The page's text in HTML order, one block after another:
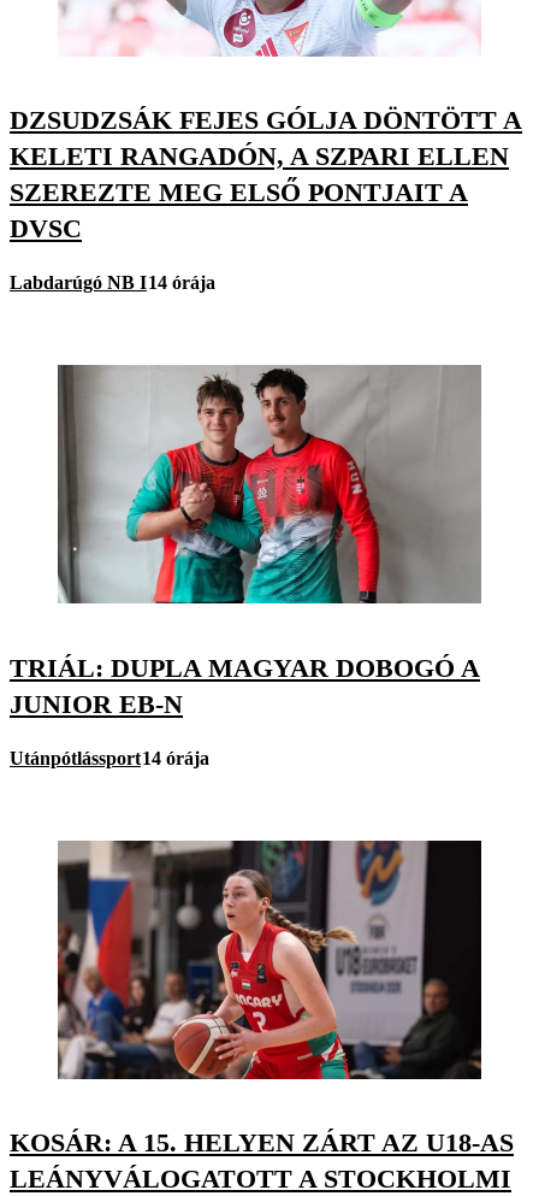
DZSUDZSÁK FEJES GÓLJA DÖNTÖTT A
KELETI RANGADÓN, A SZPARI ELLEN
SZEREZTE MEG ELSŐ PONTJAIT A
DVSC
Labdarúgó NB I14 órája
TRIÁL: DUPLA MAGYAR DOBOGÓ A
JUNIOR EB-N
Utánpótlássport14 órája
KOSÁR: A 15. HELYEN ZÁRT AZ U18-AS
LEÁNYVÁLOGATOTT A STOCKHOLMI